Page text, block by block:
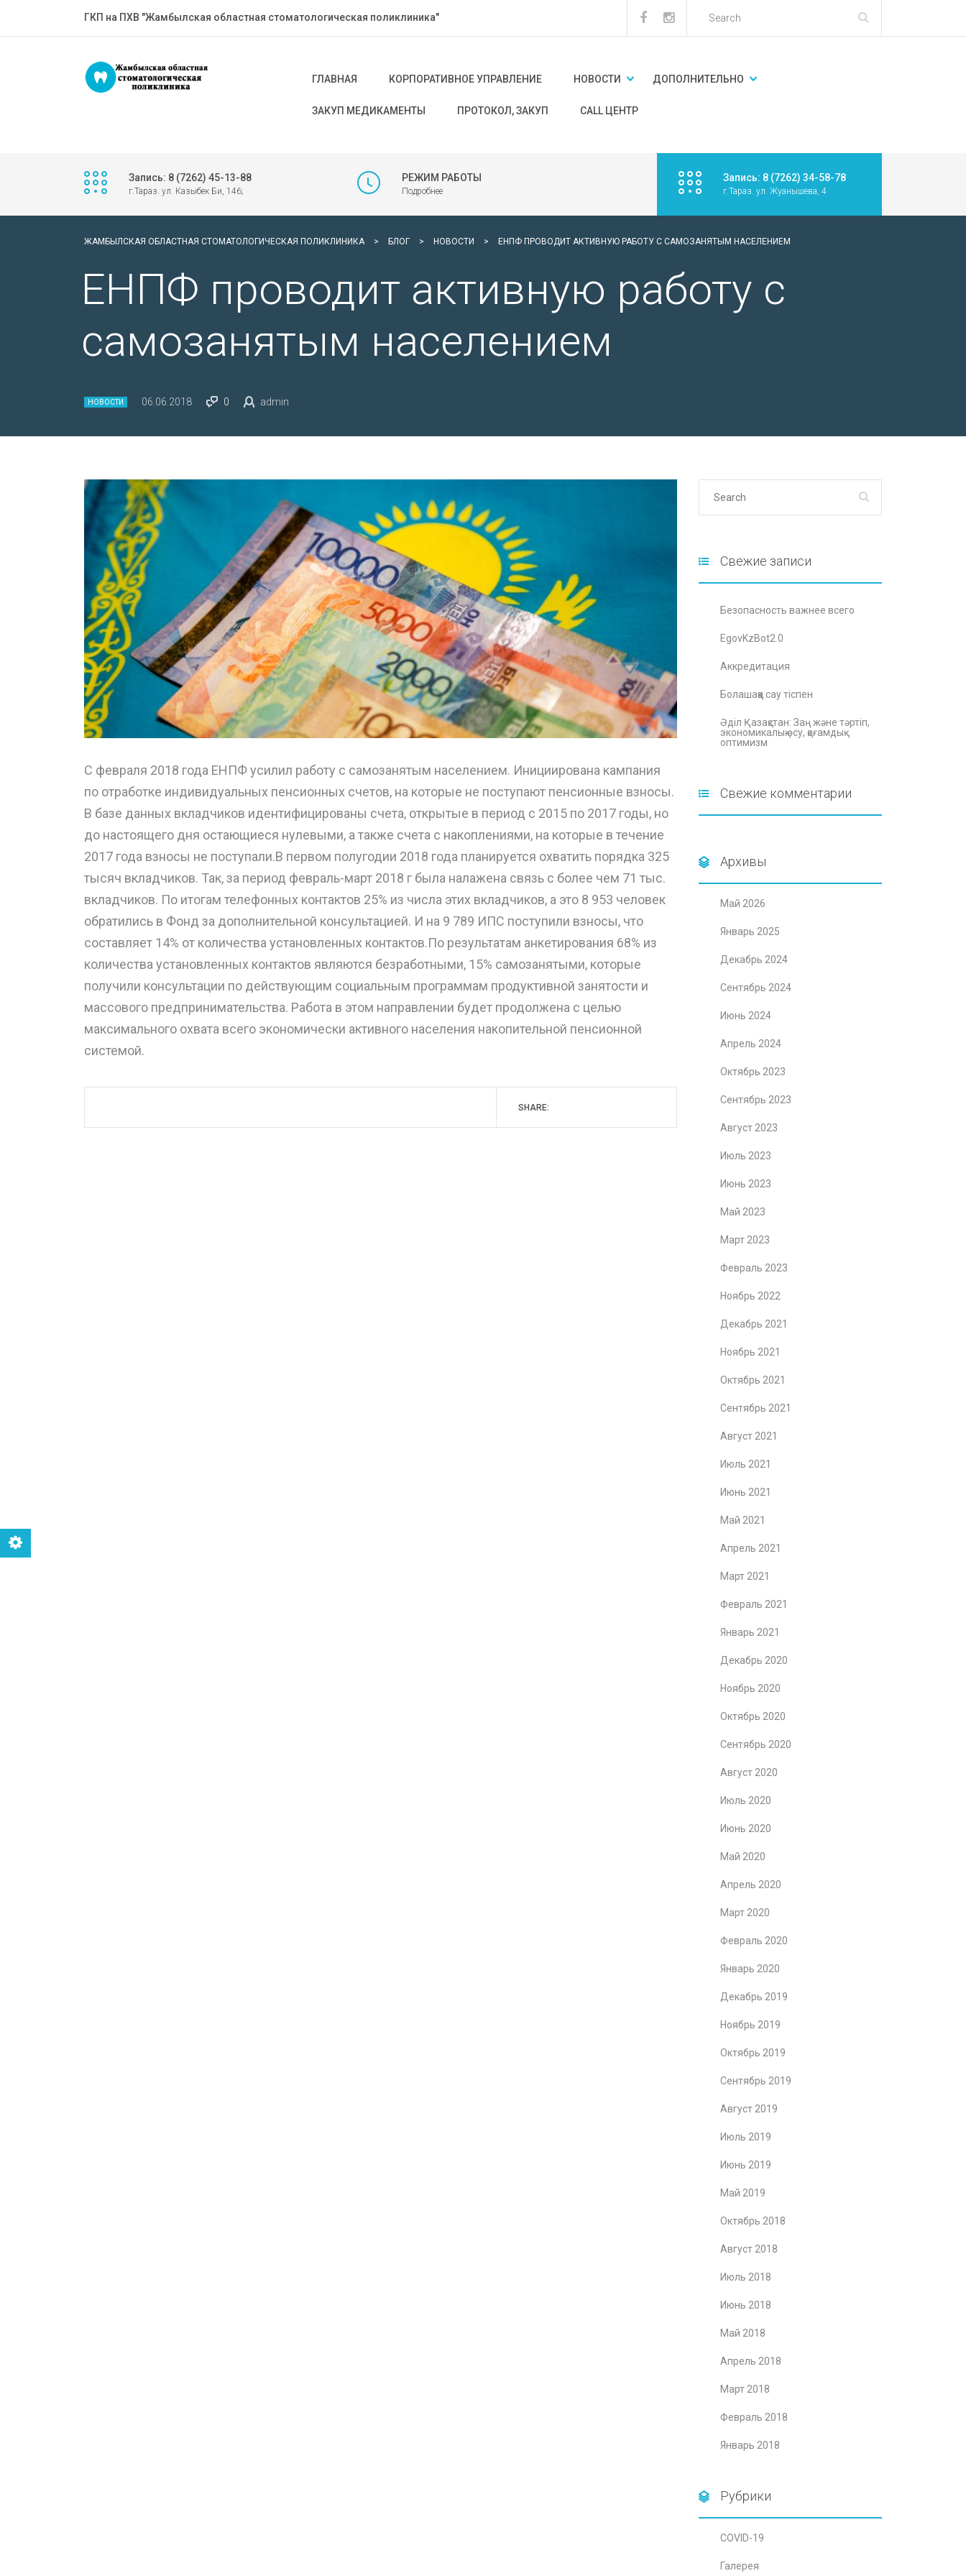
ГКП на ПХВ "Жамбылская областная стоматологическая поликлиника"
ГЛАВНАЯ КОРПОРАТИВНОЕ УПРАВЛЕНИЕ НОВОСТИ ДОПОЛНИТЕЛЬНО
ЗАКУП МЕДИКАМЕНТЫ ПРОТОКОЛ, ЗАКУП CALL ЦЕНТР
Запись: 8 (7262) 45-13-88
г.Тараз. ул. Казыбек Би, 146;
РЕЖИМ РАБОТЫ
Подробнее
Запись: 8 (7262) 34-58-78
г.Тараз. ул. Жуанышева, 4
ЖАМБЫЛСКАЯ ОБЛАСТНАЯ СТОМАТОЛОГИЧЕСКАЯ ПОЛИКЛИНИКА > БЛОГ > НОВОСТИ > ЕНПФ ПРОВОДИТ АКТИВНУЮ РАБОТУ С САМОЗАНЯТЫМ НАСЕЛЕНИЕМ
ЕНПФ проводит активную работу с
самозанятым населением
НОВОСТИ 06.06.2018 0 admin
С февраля 2018 года ЕНПФ усилил работу с самозанятым населением. Инициирована кампания
по отработке индивидуальных пенсионных счетов, на которые не поступают пенсионные взносы.
В базе данных вкладчиков идентифицированы счета, открытые в период с 2015 по 2017 годы, но
до настоящего дня остающиеся нулевыми, а также счета с накоплениями, на которые в течение
2017 года взносы не поступали.В первом полугодии 2018 года планируется охватить порядка 325
тысяч вкладчиков. Так, за период февраль-март 2018 г была налажена связь с более чем 71 тыс.
вкладчиков. По итогам телефонных контактов 25% из числа этих вкладчиков, а это 8 953 человек
обратились в Фонд за дополнительной консультацией. И на 9 789 ИПС поступили взносы, что
составляет 14% от количества установленных контактов.По результатам анкетирования 68% из
количества установленных контактов являются безработными, 15% самозанятыми, которые
получили консультации по действующим социальным программам продуктивной занятости и
массового предпринимательства. Работа в этом направлении будет продолжена с целью
максимального охвата всего экономически активного населения накопительной пенсионной
системой.
SHARE:
Свежие записи
Безопасность важнее всего
EgovKzBot2.0
Аккредитация
Болашаққа сау тіспен
Әділ Қазақстан: Заң және тәртіп,
экономикалық өсу, қоғамдық
оптимизм
Свежие комментарии
Архивы
Май 2026
Январь 2025
Декабрь 2024
Сентябрь 2024
Июнь 2024
Апрель 2024
Октябрь 2023
Сентябрь 2023
Август 2023
Июль 2023
Июнь 2023
Май 2023
Март 2023
Февраль 2023
Ноябрь 2022
Декабрь 2021
Ноябрь 2021
Октябрь 2021
Сентябрь 2021
Август 2021
Июль 2021
Июнь 2021
Май 2021
Апрель 2021
Март 2021
Февраль 2021
Январь 2021
Декабрь 2020
Ноябрь 2020
Октябрь 2020
Сентябрь 2020
Август 2020
Июль 2020
Июнь 2020
Май 2020
Апрель 2020
Март 2020
Февраль 2020
Январь 2020
Декабрь 2019
Ноябрь 2019
Октябрь 2019
Сентябрь 2019
Август 2019
Июль 2019
Июнь 2019
Май 2019
Октябрь 2018
Август 2018
Июль 2018
Июнь 2018
Май 2018
Апрель 2018
Март 2018
Февраль 2018
Январь 2018
Рубрики
COVID-19
Галерея